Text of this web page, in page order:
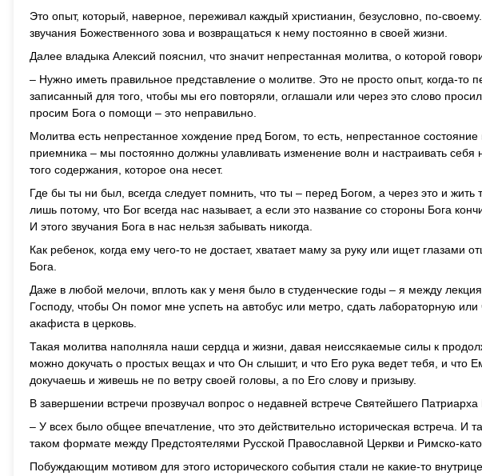
Это опыт, который, наверное, переживал каждый христианин, безусловно, по-
звучания Божественного зова и возвращаться к нему постоянно в своей жизни.
Далее владыка Алексий пояснил, что значит непрестанная молитва, о которой
– Нужно иметь правильное представление о молитве. Это не просто опыт, когда-
записанный для того, чтобы мы его повторяли, оглашали или через это слово
просим Бога о помощи – это неправильно.
Молитва есть непрестанное хождение пред Богом, то есть, непрестанное
приемника – мы постоянно должны улавливать изменение волн и настраивать себя
того содержания, которое она несет.
Где бы ты ни был, всегда следует помнить, что ты – перед Богом, а через это и
лишь потому, что Бог всегда нас называет, а если это название со стороны Бога
И этого звучания Бога в нас нельзя забывать никогда.
Как ребенок, когда ему чего-то не достает, хватает маму за руку или ищет глазами
Бога.
Даже в любой мелочи, вплоть как у меня было в студенческие годы – я между
Господу, чтобы Он помог мне успеть на автобус или метро, сдать лабораторную
акафиста в церковь.
Такая молитва наполняла наши сердца и жизни, давая неиссякаемые силы к
можно докучать о простых вещах и что Он слышит, и что Его рука ведет тебя, и что
докучаешь и живешь не по ветру своей головы, а по Его слову и призыву.
В завершении встречи прозвучал вопрос о недавней встрече Святейшего
– У всех было общее впечатление, что это действительно историческая встреча. И
таком формате между Предстоятелями Русской Православной Церкви и Римско-
Побуждающим мотивом для этого исторического события стали не какие-то